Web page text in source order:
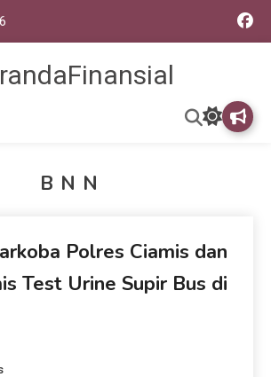
BNN
Polres Ciamis dan
Test Urine Supir Bus di